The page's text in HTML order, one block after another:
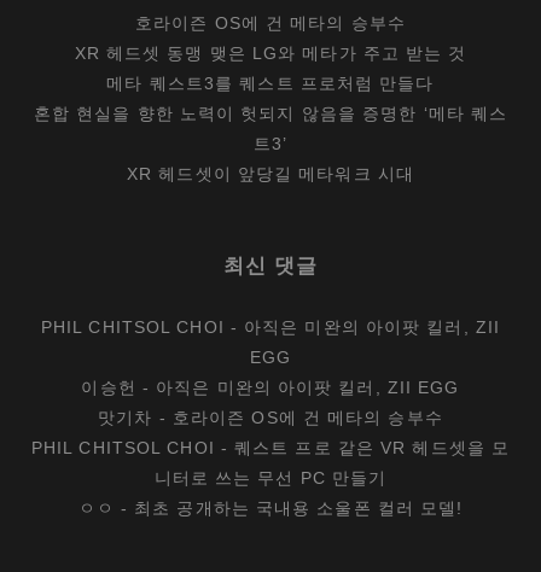
호라이즌 OS에 건 메타의 승부수
XR 헤드셋 동맹 맺은 LG와 메타가 주고 받는 것
메타 퀘스트3를 퀘스트 프로처럼 만들다
혼합 현실을 향한 노력이 헛되지 않음을 증명한 ‘메타 퀘스
트3’
XR 헤드셋이 앞당길 메타워크 시대
최신 댓글
PHIL CHITSOL CHOI - 아직은 미완의 아이팟 킬러, ZII
EGG
이승헌 - 아직은 미완의 아이팟 킬러, ZII EGG
맛기차 - 호라이즌 OS에 건 메타의 승부수
PHIL CHITSOL CHOI -퀘스트 프로 같은 VR 헤드셋을 모
니터로 쓰는 무선 PC 만들기
ㅇㅇ - 최초 공개하는 국내용 소울폰 컬러 모델!